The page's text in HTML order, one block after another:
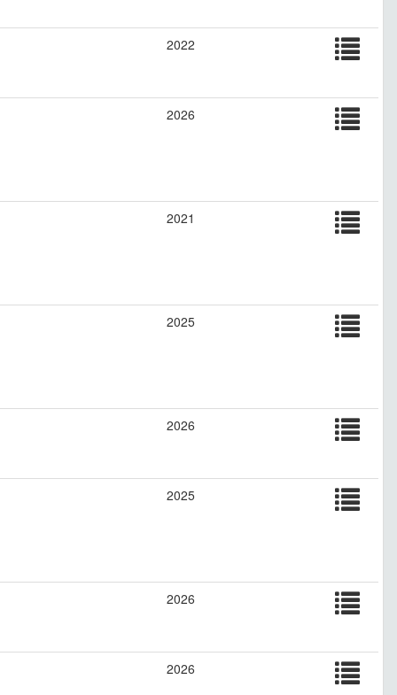
2022
2026
2021
2025
2026
2025
2026
2026